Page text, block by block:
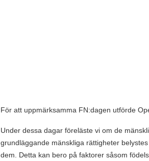
För att uppmärksamma FN:dagen utförde
Under dessa dagar föreläste vi om de
grundläggande mänskliga rättigheter
dem. Detta kan bero på faktorer såsom